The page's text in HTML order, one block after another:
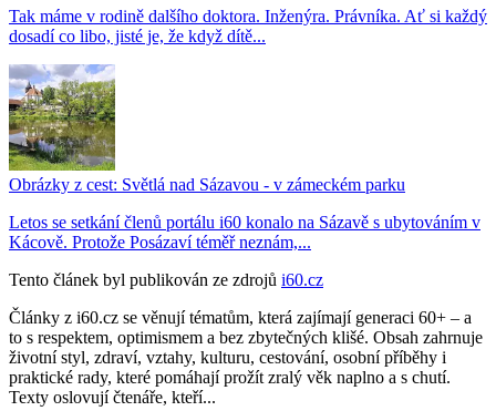
Tak máme v rodině dalšího doktora. Inženýra. Právníka. Ať si každý
dosadí co libo, jisté je, že když dítě...
Obrázky z cest: Světlá nad Sázavou - v zámeckém parku
Letos se setkání členů portálu i60 konalo na Sázavě s ubytováním v
Kácově. Protože Posázaví téměř neznám,...
Tento článek byl publikován ze zdrojů i60.cz
Články z i60.cz se věnují tématům, která zajímají generaci 60+ – a
to s respektem, optimismem a bez zbytečných klišé. Obsah zahrnuje
životní styl, zdraví, vztahy, kulturu, cestování, osobní příběhy i
praktické rady, které pomáhají prožít zralý věk naplno a s chutí.
Texty oslovují čtenáře, kteří...